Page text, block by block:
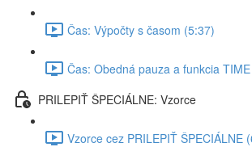
Čas: Výpočty s časom (5:37)
Čas: Obedná pauza a funkcia
PRILEPIŤ ŠPECIÁLNE: Vzorce
Vzorce cez PRILEPIŤ ŠPECIÁLNE